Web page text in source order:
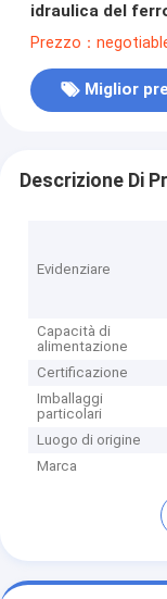
idraulica del
industria
Prezzo：
Miglior
Descrizione Di
Evidenziare
Capacità di
alimentazione
Certificazione
Imballaggi
particolari
Luogo di origine
Marca